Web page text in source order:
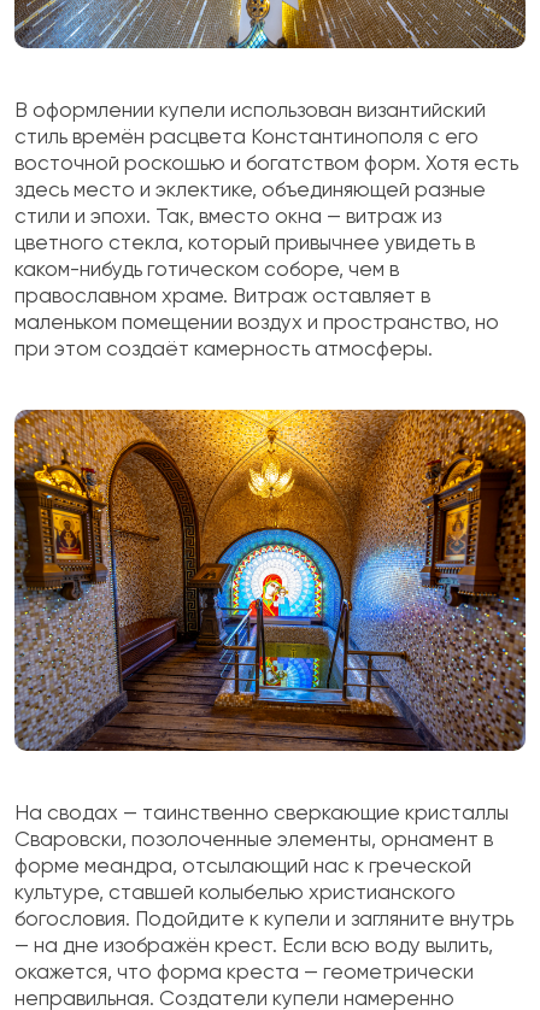
В оформлении купели использован византийский
стиль времён расцвета Константинополя с его
восточной роскошью и богатством форм. Хотя есть
здесь место и эклектике, объединяющей разные
стили и эпохи. Так, вместо окна — витраж из
цветного стекла, который привычнее увидеть в
каком-нибудь готическом соборе, чем в
православном храме. Витраж оставляет в
маленьком помещении воздух и пространство, но
при этом создаёт камерность атмосферы.
На сводах — таинственно сверкающие кристаллы
Сваровски, позолоченные элементы, орнамент в
форме меандра, отсылающий нас к греческой
культуре, ставшей колыбелью христианского
богословия. Подойдите к купели и загляните внутрь
— на дне изображён крест. Если всю воду вылить,
окажется, что форма креста — геометрически
неправильная. Создатели купели намеренно